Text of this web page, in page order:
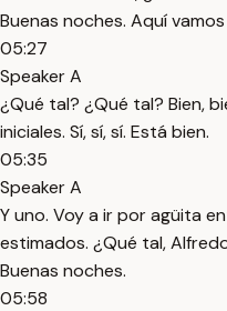
Buenas noches. Aquí
05:27
Speaker A
¿Qué tal? ¿Qué tal? Bien,
iniciales. Sí, sí, sí. Está bien.
05:35
Speaker A
Y uno. Voy a ir por agüita
estimados. ¿Qué tal,
Buenas noches.
05:58